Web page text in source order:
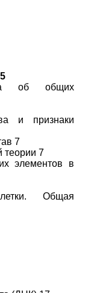
об общих
и признаки
7
теории 7
элементов в
Общая